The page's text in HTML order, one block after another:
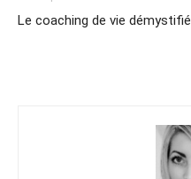
Le coaching de vie démystifié